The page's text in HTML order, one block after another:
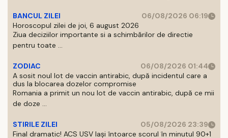
BANCUL ZILEI
06/08/2026 06:19
Horoscopul zilei de joi, 6 august 2026
Ziua deciziilor importante si a schimbărilor de directie
pentru toate ...
ZODIAC
06/08/2026 01:44
A sosit noul lot de vaccin antirabic, după incidentul care a
dus la blocarea dozelor compromise
Romania a primit un nou lot de vaccin antirabic, după ce mii
de doze ...
STIRILE ZILEI
05/08/2026 23:39
Final dramatic! ACS USV Iași întoarce scorul în minutul 90+1